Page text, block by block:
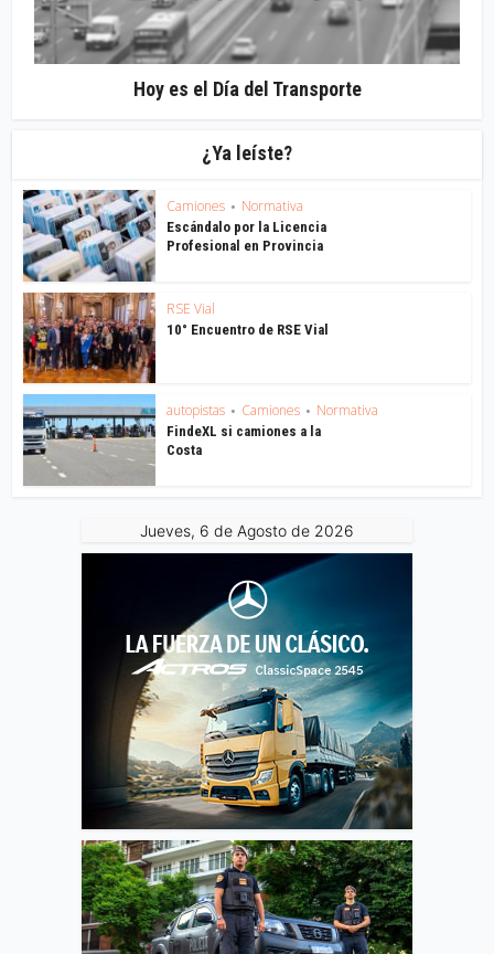
Hoy es el Día del Transporte
¿Ya leíste?
Camiones • Normativa
Escándalo por la Licencia
Profesional en Provincia
RSE Vial
10° Encuentro de RSE Vial
autopistas • Camiones • Normativa
FindeXL si camiones a la
Costa
Jueves, 6 de Agosto de 2026